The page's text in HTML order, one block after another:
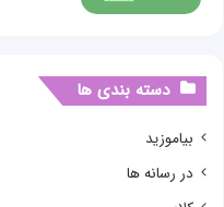
دسته بندی ها
بیاموزید
در رسانه ها